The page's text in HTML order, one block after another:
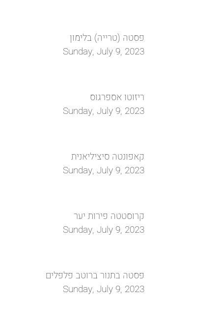
פסטה (טרייה) בלימון
Sunday, July 9, 2023
ריזוטו אספרגוס
Sunday, July 9, 2023
קאפונטה סיציליאנית
Sunday, July 9, 2023
קרוסטטה פירות יער
Sunday, July 9, 2023
פסטה בתנור ברוטב פלפלים
Sunday, July 9, 2023